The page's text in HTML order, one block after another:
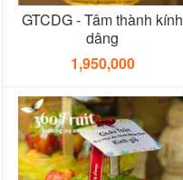
GTCDG - Tâm thành kính
dâng
1,950,000